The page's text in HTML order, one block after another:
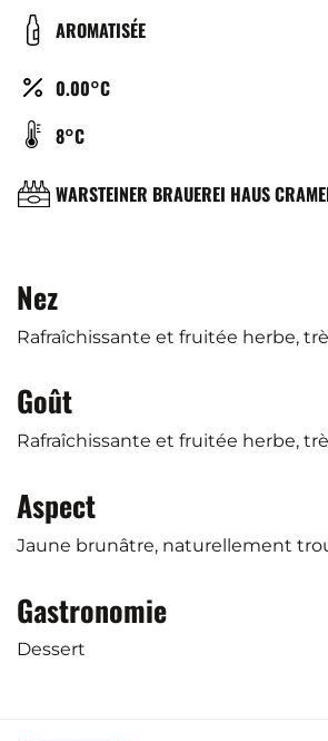
BIÈRE
COULEUR
AROMATISÉE
ALCOOL
0.00°C
TEMPÉRATURE
SERVICE
8°C
BRASSERIE
WARSTEINER BRAUEREI HAUS
Nez
Rafraîchissante et fruitée herbe,
Goût
Rafraîchissante et fruitée herbe,
Aspect
Jaune brunâtre, naturellement
Gastronomie
Dessert